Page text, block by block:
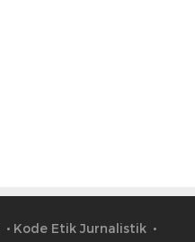
Kode Etik Jurnalistik